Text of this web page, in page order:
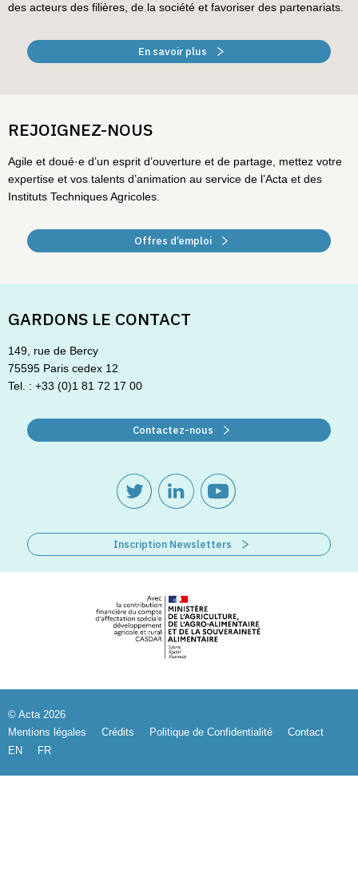
des acteurs des filières, de la société et favoriser des partenariats.
En savoir plus
REJOIGNEZ-NOUS
Agile et doué·e d’un esprit d’ouverture et de partage, mettez votre
expertise et vos talents d’animation au service de l’Acta et des
Instituts Techniques Agricoles.
Offres d’emploi
GARDONS LE CONTACT
149, rue de Bercy
75595 Paris cedex 12
Tel. : +33 (0)1 81 72 17 00
Contactez-nous
Inscription Newsletters
© Acta 2026
Mentions légales
Crédits Politique de Confidentialité
Contact
EN
FR